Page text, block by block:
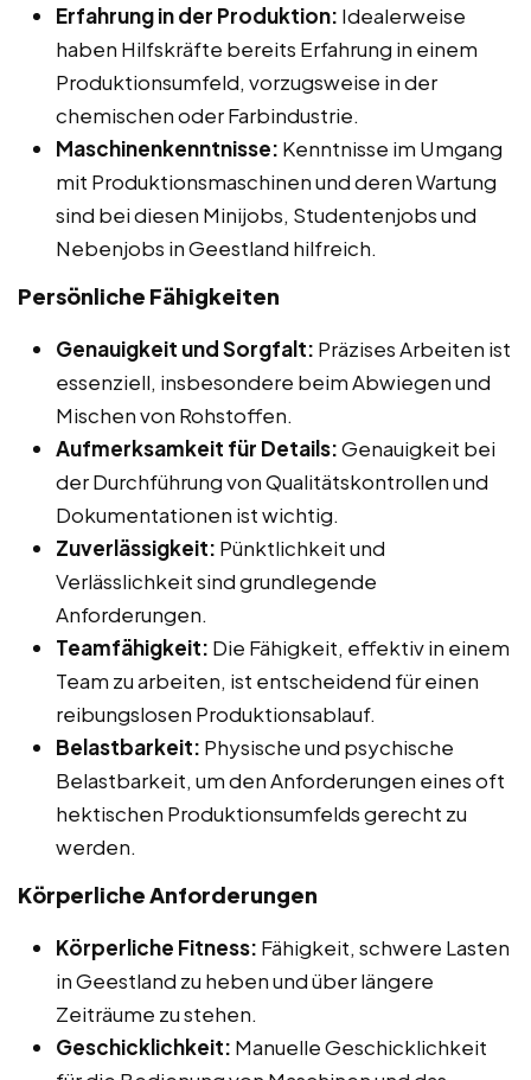
Erfahrung in der Produktion: Idealerweise
haben Hilfskräfte bereits Erfahrung in einem
Produktionsumfeld, vorzugsweise in der
chemischen oder Farbindustrie.
Maschinenkenntnisse: Kenntnisse im Umgang
mit Produktionsmaschinen und deren Wartung
sind bei diesen Minijobs, Studentenjobs und
Nebenjobs in Geestland hilfreich.
Persönliche Fähigkeiten
Genauigkeit und Sorgfalt: Präzises Arbeiten ist
essenziell, insbesondere beim Abwiegen und
Mischen von Rohstoffen.
Aufmerksamkeit für Details:Genauigkeit bei
der Durchführung von Qualitätskontrollen und
Dokumentationen ist wichtig.
Zuverlässigkeit: Pünktlichkeit und
Verlässlichkeit sind grundlegende
Anforderungen.
Teamfähigkeit: Die Fähigkeit, effektiv in einem
Team zu arbeiten, ist entscheidend für einen
reibungslosen Produktionsablauf.
Belastbarkeit: Physische und psychische
Belastbarkeit, um den Anforderungen eines oft
hektischen Produktionsumfelds gerecht zu
werden.
Körperliche Anforderungen
Körperliche Fitness: Fähigkeit, schwere Lasten
in Geestland zu heben und über längere
Zeiträume zu stehen.
Geschicklichkeit: Manuelle Geschicklichkeit